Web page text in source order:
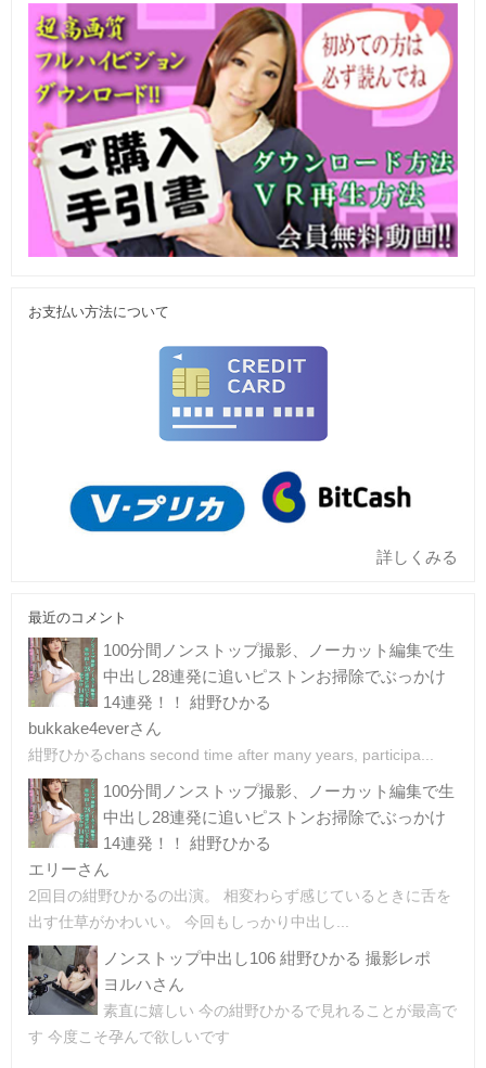
お支払い方法について
詳しくみる
最近のコメント
100分間ノンストップ撮影、ノーカット編集で生
中出し28連発に追いピストンお掃除でぶっかけ
14連発！！ 紺野ひかる
bukkake4everさん
紺野ひかるchans second time after many years, participa...
100分間ノンストップ撮影、ノーカット編集で生
中出し28連発に追いピストンお掃除でぶっかけ
14連発！！ 紺野ひかる
エリーさん
2回目の紺野ひかるの出演。 相変わらず感じているときに舌を
出す仕草がかわいい。 今回もしっかり中出し...
ノンストップ中出し106 紺野ひかる 撮影レポ
ヨルハさん
素直に嬉しい 今の紺野ひかるで見れることが最高で
す 今度こそ孕んで欲しいです